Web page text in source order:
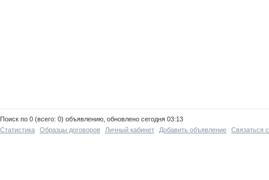
Поиск по 0 (всего: 0) объявлению, обновлено сегодня 03:13
Статистика
Образцы договоров Личный кабинет Добавить объявление Связаться